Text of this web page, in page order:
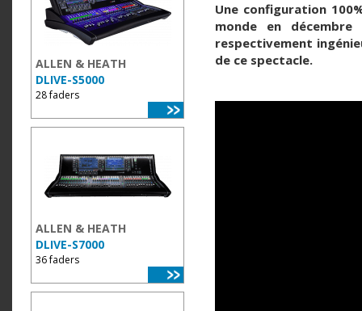
ALLEN & HEATH
DLIVE-S5000
28 faders
ALLEN & HEATH
DLIVE-S7000
36 faders
Une configuration
monde en
respectivement
de ce spectacle.